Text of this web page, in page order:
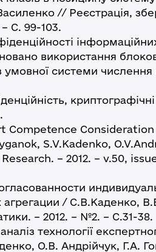
// Реєстрація,
С. 99-103.
інформаційних
використання
умовної системи
Competence Consideration
S.V.Kadenko,
– 2012. – v.50, issue
/ С.В.Каденко,
– 2012. – №2. – С.31-38.
технології
О.В. Андрійчук, Г.А.